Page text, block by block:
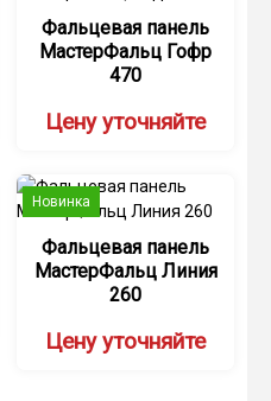
Фальцевая панель
МастерФальц Гофр
470
Цену уточняйте
Новинка
Фальцевая панель
МастерФальц Линия
260
Цену уточняйте